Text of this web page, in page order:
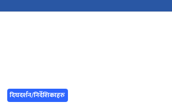
हाम्रो बारेमा
दिघदर्शन/निर्देशिकाहरु